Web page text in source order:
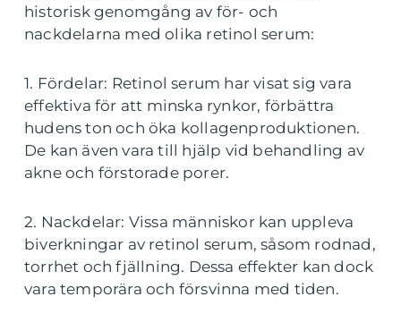
historisk genomgång av för- och
nackdelarna med olika retinol serum:
1. Fördelar: Retinol serum har visat sig vara
effektiva för att minska rynkor, förbättra
hudens ton och öka kollagenproduktionen.
De kan även vara till hjälp vid behandling av
akne och förstorade porer.
2. Nackdelar: Vissa människor kan uppleva
biverkningar av retinol serum, såsom rodnad,
torrhet och fjällning. Dessa effekter kan dock
vara temporära och försvinna med tiden.